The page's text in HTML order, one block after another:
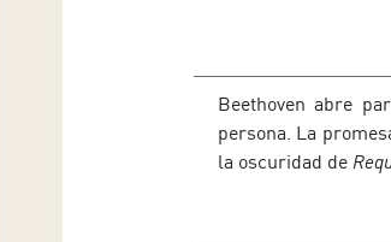
Beethoven abre
persona. La
la oscuridad de